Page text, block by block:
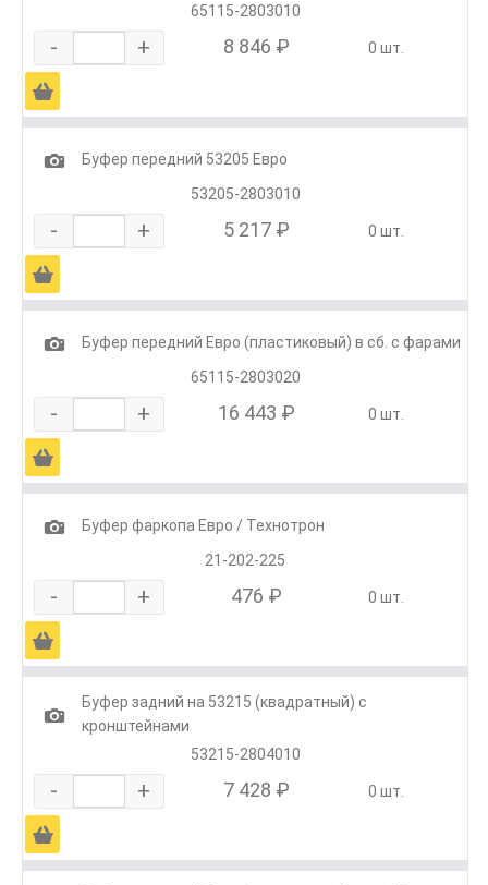
65115-2803010
- + 8 846 ₽ 0 шт.
Ä
1
Буфер передний 53205 Евро
53205-2803010
- + 5 217 ₽ 0 шт.
Ä
1
Буфер передний Евро (пластиковый) в сб. с фарами
65115-2803020
- + 16 443 ₽ 0 шт.
Ä
1
Буфер фаркопа Евро / Технотрон
21-202-225
- + 476 ₽ 0 шт.
Ä
1
Буфер задний на 53215 (квадратный) с
кронштейнами
53215-2804010
- + 7 428 ₽ 0 шт.
Ä